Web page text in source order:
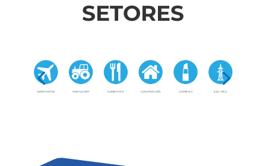
SETORES